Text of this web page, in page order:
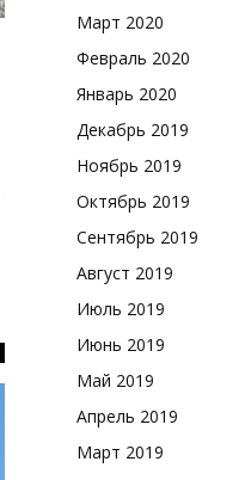
Март 2020
Февраль 2020
Январь 2020
Декабрь 2019
Ноябрь 2019
Октябрь 2019
Сентябрь 2019
Август 2019
Июль 2019
Июнь 2019
Май 2019
Апрель 2019
Март 2019